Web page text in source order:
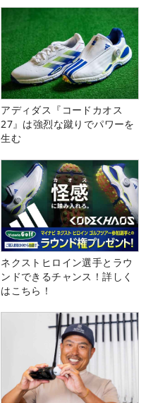
アディダス『コードカオス
27』は強烈な蹴りでパワーを
生む
ネクストヒロイン選手とラウ
ンドできるチャンス！詳しく
はこちら！